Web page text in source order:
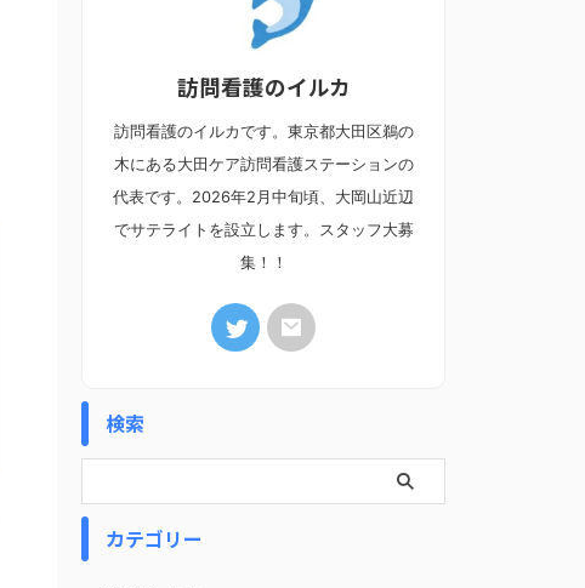
訪問看護のイルカ
訪問看護のイルカです。東京都大田区鵜の
木にある大田ケア訪問看護ステーションの
代表です。2026年2月中旬頃、大岡山近辺
でサテライトを設立します。スタッフ大募
集！！
検索
カテゴリー